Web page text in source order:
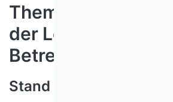
Themenfeld 8:
der Lehrtätigkeit &
Betreuung von
Stand 2014